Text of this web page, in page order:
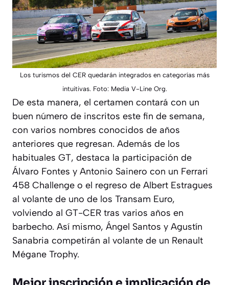
Los turismos del CER quedarán integrados en categorías más
intuitivas. Foto: Media V-Line Org.
De esta manera, el certamen contará con un
buen número de inscritos este fin de semana,
con varios nombres conocidos de años
anteriores que regresan. Además de los
habituales GT, destaca la participación de
Álvaro Fontes y Antonio Sainero con un Ferrari
458 Challenge o el regreso de Albert Estragues
al volante de uno de los Transam Euro,
volviendo al GT-CER tras varios años en
barbecho. Así mismo, Ángel Santos y Agustín
Sanabria competirán al volante de un Renault
Mégane Trophy.